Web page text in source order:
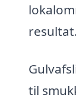
resultat.
til